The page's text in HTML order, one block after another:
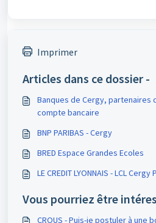
Imprimer
Articles dans ce dossier -
Banques de Cergy, partenaires
compte bancaire
BNP PARIBAS - Cergy
BRED Espace Grandes Ecoles
LE CREDIT LYONNAIS - LCL
Vous pourriez être
CROUS - Puis-je postuler à une